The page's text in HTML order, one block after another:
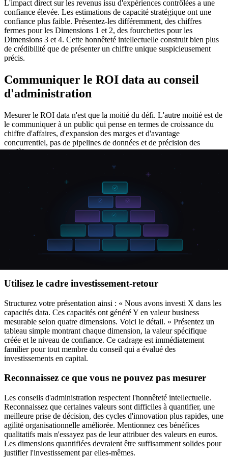
L'impact direct sur les revenus issu d'expériences contrôlées a une
confiance élevée. Les estimations de capacité stratégique ont une
confiance plus faible. Présentez-les différemment, des chiffres
fermes pour les Dimensions 1 et 2, des fourchettes pour les
Dimensions 3 et 4. Cette honnêteté intellectuelle construit bien plus
de crédibilité que de présenter un chiffre unique suspicieusement
précis.
Communiquer le ROI data au conseil
d'administration
Mesurer le ROI data n'est que la moitié du défi. L'autre moitié est de
le communiquer à un public qui pense en termes de croissance du
chiffre d'affaires, d'expansion des marges et d'avantage
concurrentiel, pas de pipelines de données et de précision des
modèles.
Voici un modèle de communication pour le conseil d'administration
Commencez par le résultat business
Ne commencez jamais par la technologie. Au lieu de « Nous avons
déployé un modèle de machine learning », dites « Nous avons réduit
le churn client de 4 points de pourcentage, retenant 3 M€ de revenus
récurrents annuels. » Le conseil s'intéresse au résultat business, pas
Utilisez le cadre investissement-retour
Structurez votre présentation ainsi : « Nous avons investi X dans les
capacités data. Ces capacités ont généré Y en valeur business
mesurable selon quatre dimensions. Voici le détail. » Présentez un
tableau simple montrant chaque dimension, la valeur spécifique
créée et le niveau de confiance. Ce cadrage est immédiatement
familier pour tout membre du conseil qui a évalué des
investissements en capital.
Reconnaissez ce que vous ne pouvez pas mesurer
Les conseils d'administration respectent l'honnêteté intellectuelle.
Reconnaissez que certaines valeurs sont difficiles à quantifier, une
meilleure prise de décision, des cycles d'innovation plus rapides, une
agilité organisationnelle améliorée. Mentionnez ces bénéfices
qualitatifs mais n'essayez pas de leur attribuer des valeurs en euros.
Les dimensions quantifiées devraient être suffisamment solides pour
justifier l'investissement par elles-mêmes.